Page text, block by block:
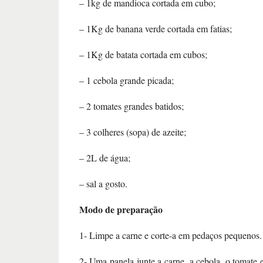
– 1kg de mandioca cortada em cubo;
– 1Kg de banana verde cortada em fatias;
– 1Kg de batata cortada em cubos;
– 1 cebola grande picada;
– 2 tomates grandes batidos;
– 3 colheres (sopa) de azeite;
– 2L de água;
– sal a gosto.
Modo de preparação
1- Limpe a carne e corte-a em pedaços pequenos.